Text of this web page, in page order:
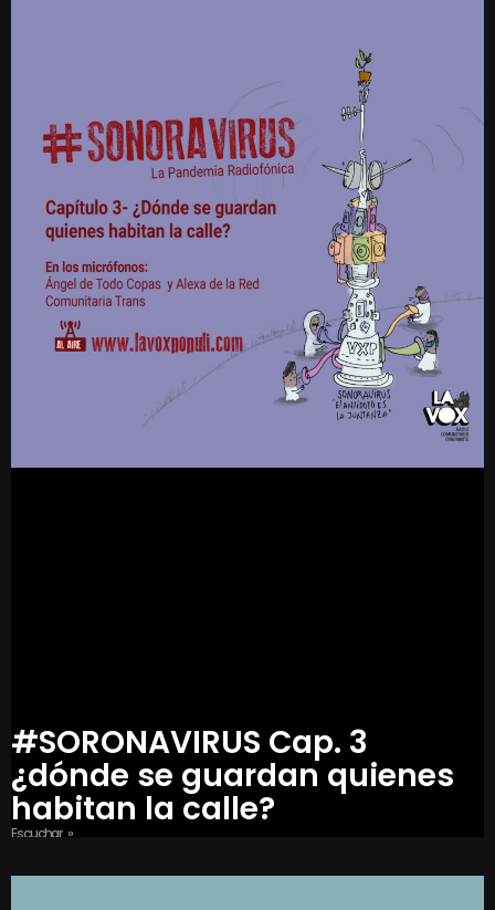
#SORONAVIRUS Cap. 3
¿dónde se guardan quienes
habitan la calle?
Escuchar »